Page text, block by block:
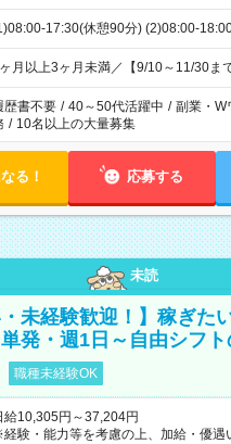
17:30(休憩90分) (2)08:00-
月以上3ヶ月未満／【9/10～11/30ま
歴書不要 / 40～50代活躍中 / 副業・W
/ 10名以上の大量募集
る！ 応募する
未読
・未経験歓迎！】稼ぎた
発・週1日～自由シフ
職種未経験OK
給10,305円～37,204円
験・能力等を考慮の上、加給・優遇いたし